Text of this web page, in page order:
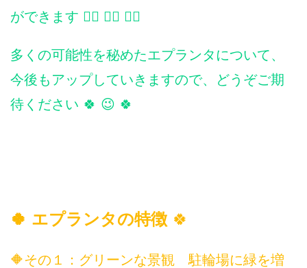
ができます 🧘‍♀️ 🤸‍♂️ 🚴‍♂️
多くの可能性を秘めたエプランタについて、
今後もアップしていきますので、どうぞご期
待ください 🍀 😉 🍀
🍀 エプランタの特徴 🍀
🔶その１：グリーンな景観 駐輪場に緑を増